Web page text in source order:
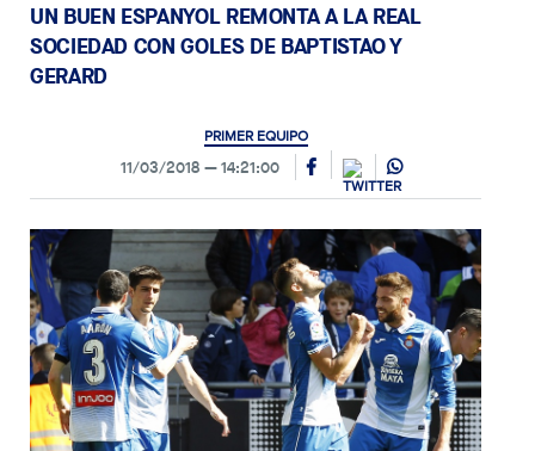
UN BUEN ESPANYOL REMONTA A LA REAL
SOCIEDAD CON GOLES DE BAPTISTAO Y
GERARD
PRIMER EQUIPO
11/03/2018 14:21:00